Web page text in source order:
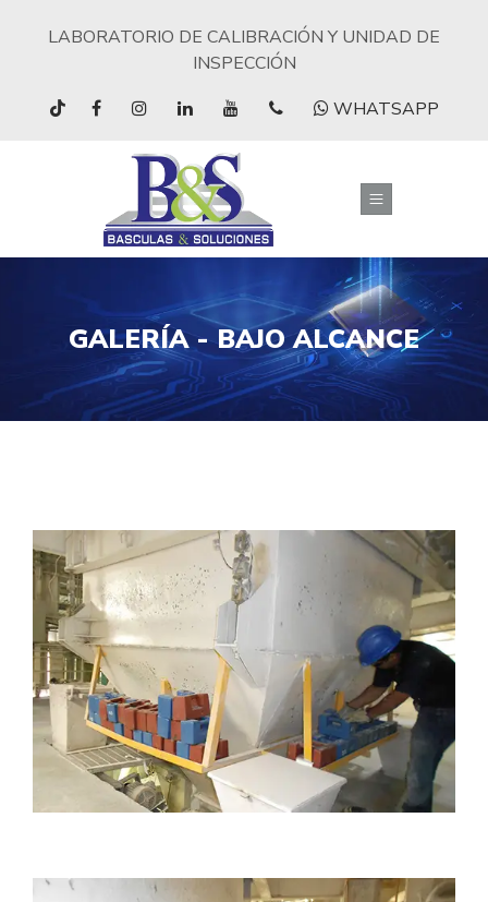
LABORATORIO DE CALIBRACIÓN Y UNIDAD DE
INSPECCIÓN
WHATSAPP
GALERÍA - BAJO ALCANCE